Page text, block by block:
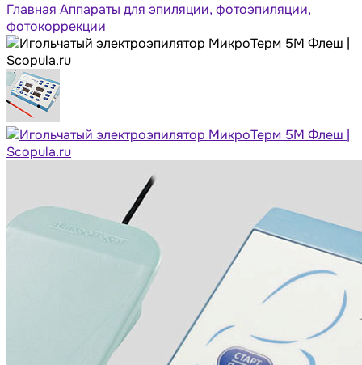
Главная Аппараты для эпиляции, фотоэпиляции,
фотокоррекции